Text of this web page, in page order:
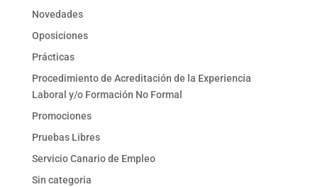
Novedades
Oposiciones
Prácticas
Procedimiento de Acreditación de la Experiencia
Laboral y/o Formación No Formal
Promociones
Pruebas Libres
Servicio Canario de Empleo
Sin categoria